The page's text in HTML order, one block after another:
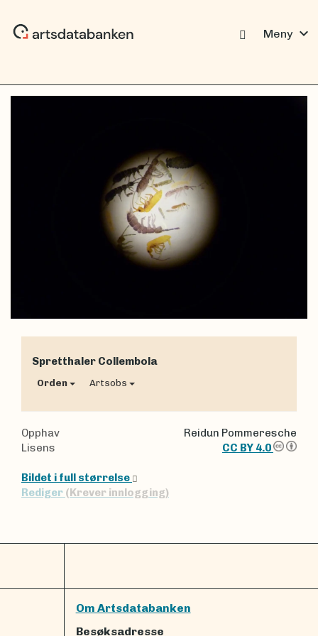
Meny expand_more
Spretthaler Collembola
Orden Artsobs
Opphav
Reidun Pommeresche
Lisens
CC BY 4.0
Bildet i full størrelse
Rediger (Krever innlogging)
Om Artsdatabanken
Besøksadresse